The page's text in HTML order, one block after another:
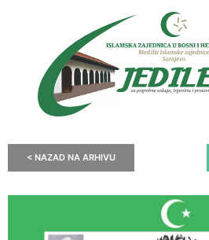
< NAZAD NA ARHIVU